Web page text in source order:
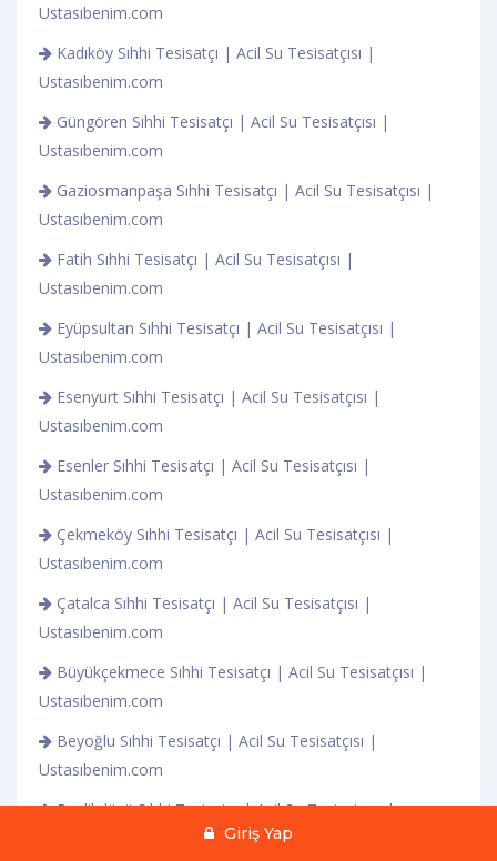
Giriş Yap
Ustasıbenim.com
Kadıköy Sıhhi Tesisatçı | Acil Su Tesisatçısı |
Ustasıbenim.com
Güngören Sıhhi Tesisatçı | Acil Su Tesisatçısı |
Ustasıbenim.com
Gaziosmanpaşa Sıhhi Tesisatçı | Acil Su Tesisatçısı |
Ustasıbenim.com
Fatih Sıhhi Tesisatçı | Acil Su Tesisatçısı |
Ustasıbenim.com
Eyüpsultan Sıhhi Tesisatçı | Acil Su Tesisatçısı |
Ustasıbenim.com
Esenyurt Sıhhi Tesisatçı | Acil Su Tesisatçısı |
Ustasıbenim.com
Esenler Sıhhi Tesisatçı | Acil Su Tesisatçısı |
Ustasıbenim.com
Çekmeköy Sıhhi Tesisatçı | Acil Su Tesisatçısı |
Ustasıbenim.com
Çatalca Sıhhi Tesisatçı | Acil Su Tesisatçısı |
Ustasıbenim.com
Büyükçekmece Sıhhi Tesisatçı | Acil Su Tesisatçısı |
Ustasıbenim.com
Beyoğlu Sıhhi Tesisatçı | Acil Su Tesisatçısı |
Ustasıbenim.com
Beylikdüzü Sıhhi Tesisatçı | Acil Su Tesisatçısı |